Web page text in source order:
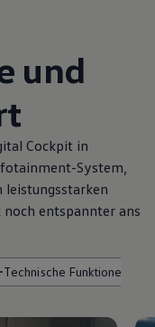
und
Cockpit in
System,
leistungsstarken
noch entspannter ans
Technische Funktionen (4)